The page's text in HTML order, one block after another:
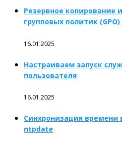
Резервное копирование
групповых политик
16.01.2025
Настраиваем запуск
пользователя
16.01.2025
Синхронизация
ntpdate